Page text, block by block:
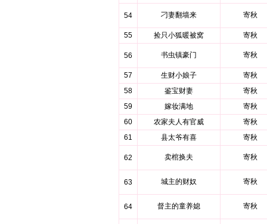
54 刁妻翻墙来 寄秋
55 捡只小狐暖被窝 寄秋
56 书虫镇豪门 寄秋
57 生财小娘子
寄秋
58
鉴宝财妻
寄秋
59
嫁妆满地
寄秋
60
农家夫人有官威
寄秋
61
县太爷有喜 寄秋
62 卖棺换夫 寄秋
63 城主的财奴 寄秋
64 督主的童养媳 寄秋